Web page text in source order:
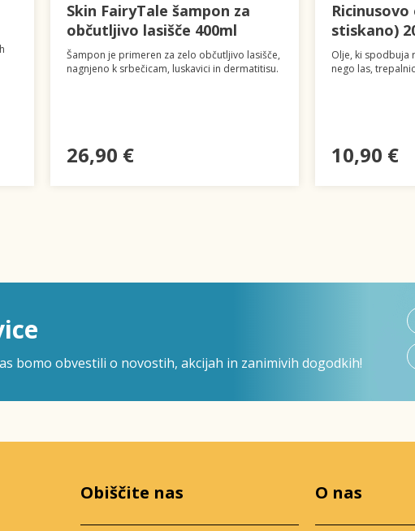
Skin FairyTale šampon za
občutljivo lasišče 400ml
Šampon je primeren za zelo občutljivo lasišče,
nagnjeno k srbečicam, luskavici in dermatitisu.
26,90 €
stiskano)
Olje, ki spodbuja
nego las,
10,90 €
bomo obvestili o novostih, akcijah in zanimivih dogodkih!
Obiščite nas O nas